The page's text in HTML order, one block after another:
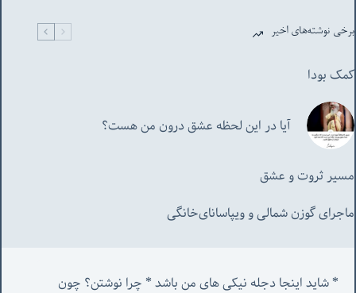
برخی نوشته‌های اخیر
کمک بودا
آیا در این لحظه عشق درون من هست؟
مسیر ثروت و عشق
ماجرای گوزن شمالی و‌ ویپاسانای‌خانگی